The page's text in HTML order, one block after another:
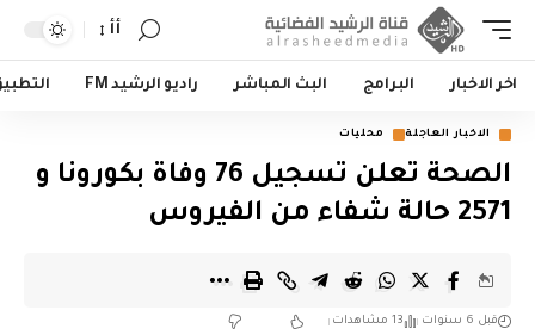
أأ
اخر الاخبار البرامج البث المباشر راديو الرشيد FM
الاخبار العاجلة محليات
الصحة تعلن تسجيل 76 وفاة بكورونا و
2571 حالة شفاء من الفيروس
قبل 6 سنوات 13 مشاهدات